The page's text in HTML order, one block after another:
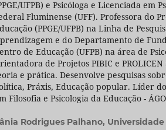
UFPB) e Psicóloga e Licenciada em
Fluminense (UFF). Professora do
(PPGE/UFPB) na Linha de
e do Departamento de
de Educação (UFPB) na área de
de Projetos PIBIC e
e prática. Desenvolve pesquisas
Práxis, Educação popular. Líder
Filosofia e Psicologia da Educação -
Rodrigues Palhano,